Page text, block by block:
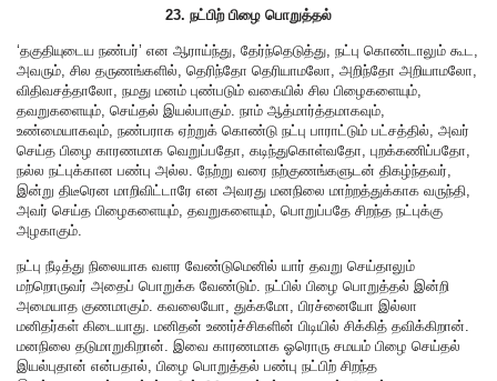
23. நட்பிற் பிழை பொறுத்தல்
‘தகுதியுடைய நண்பர்’ என ஆராய்ந்து, தேர்ந்தெடுத்து, நட்பு கொண்டாலும் கூட,
அவரும், சில தருணங்களில், தெரிந்தோ தெரியாமலோ, அறிந்தோ அறியாமலோ,
விதிவசத்தாலோ, நமது மனம் புண்படும் வகையில் சில பிழைகளையும்,
தவறுகளையும், செய்தல் இயல்பாகும். நாம் ஆத்மார்த்தமாகவும்,
உண்மையாகவும், நண்பராக ஏற்றுக் கொண்டு நட்பு பாராட்டும் பட்சத்தில், அவர்
செய்த பிழை காரணமாக வெறுப்பதோ, கடிந்துகொள்வதோ, புறக்கணிப்பதோ,
நல்ல நட்புக்கான பண்பு அல்ல. நேற்று வரை நற்குணங்களுடன் திகழ்ந்தவர்,
இன்று திடீரென மாறிவிட்டாரே என அவரது மனநிலை மாற்றத்துக்காக வருந்தி,
அவர் செய்த பிழைகளையும், தவறுகளையும், பொறுப்பதே சிறந்த நட்புக்கு
அழகாகும்.
நட்பு நீடித்து நிலையாக வளர வேண்டுமெனில் யார் தவறு செய்தாலும்
மற்றொருவர் அதைப் பொறுக்க வேண்டும். நட்பில் பிழை பொறுத்தல் இன்றி
அமையாத குணமாகும். கவலையோ, துக்கமோ, பிரச்னையோ இல்லா
மனிதர்கள் கிடையாது. மனிதன் உணர்ச்சிகளின் பிடியில் சிக்கித் தவிக்கிறான்.
மனநிலை தடுமாறுகிறான். இவை காரணமாக ஓரொரு சமயம் பிழை செய்தல்
இயல்புதான் என்பதால், பிழை பொறுத்தல் பண்பு நட்பிற் சிறந்த